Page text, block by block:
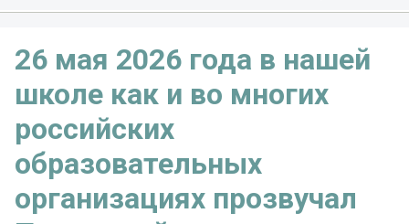
26 мая 2026 года в нашей
школе как и во многих
российских
образовательных
организациях прозвучал